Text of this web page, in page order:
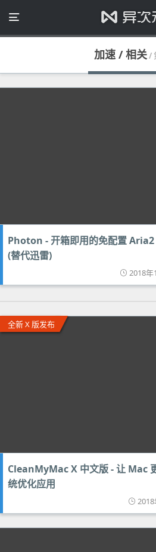
加速 / 相关/
Photon - 开箱即用的免配置
(替代迅雷)
2018年
全新 X 版发布
CleanMyMac X 中文版 - 让 Mac
统优化应用